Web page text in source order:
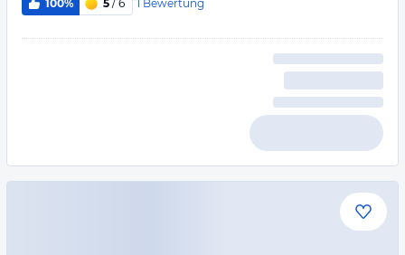
100% 5 / 6 1 Bewertung